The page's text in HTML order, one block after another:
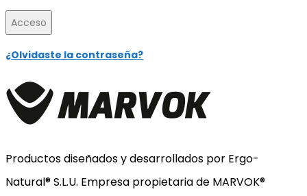
Acceso
¿Olvidaste la contraseña?
Productos diseñados y desarrollados por Ergo-
Natural® S.L.U. Empresa propietaria de MARVOK®